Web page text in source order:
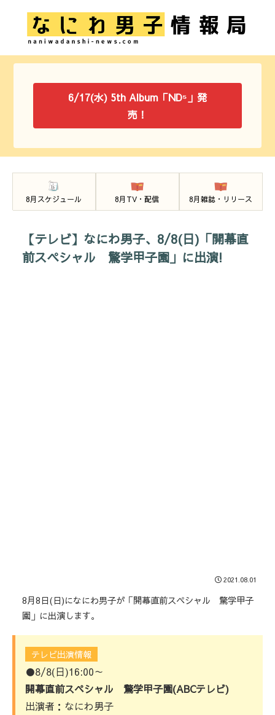
6/17(水) 5th Album「ND⁵」発
売！
8月スケジュール 8月TV・配信 8月雑誌・リリース
【テレビ】なにわ男子、8/8(日)「開幕直
前スペシャル 驚学甲子園」に出演!
2021.08.01
8月8日(日)になにわ男子が「開幕直前スペシャル 驚学甲子
園」に出演します。
テレビ出演情報
●8/8(日)16:00～
開幕直前スペシャル 驚学甲子園(ABCテレビ)
出演者：なにわ男子